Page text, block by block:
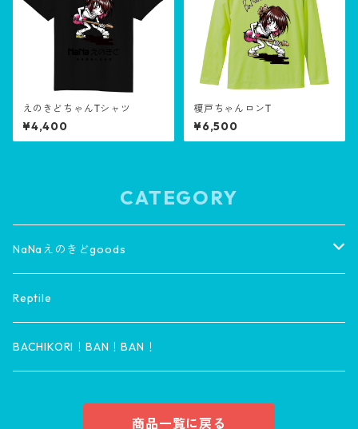
えのきどちゃんTシャツ
¥4,400
榎戸ちゃんロンT
¥6,500
CATEGORY
NaNaえのきどgoods
wear
HOME goods
Reptile
BACHIKORI！BAN！BAN！
商品一覧に戻る